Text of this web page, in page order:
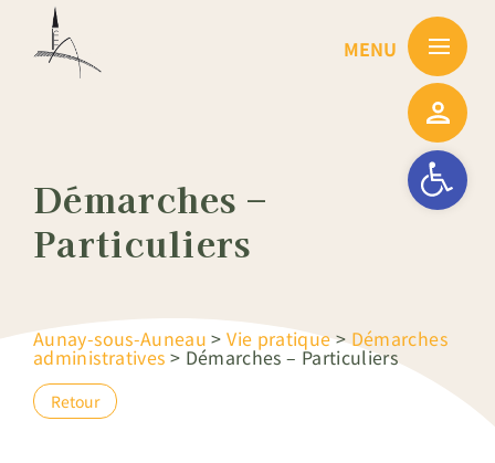
Ouvrir la
Démarches –
Particuliers
Aunay-sous-Auneau >Vie pratique>Démarches
administratives > Démarches – Particuliers
Retour